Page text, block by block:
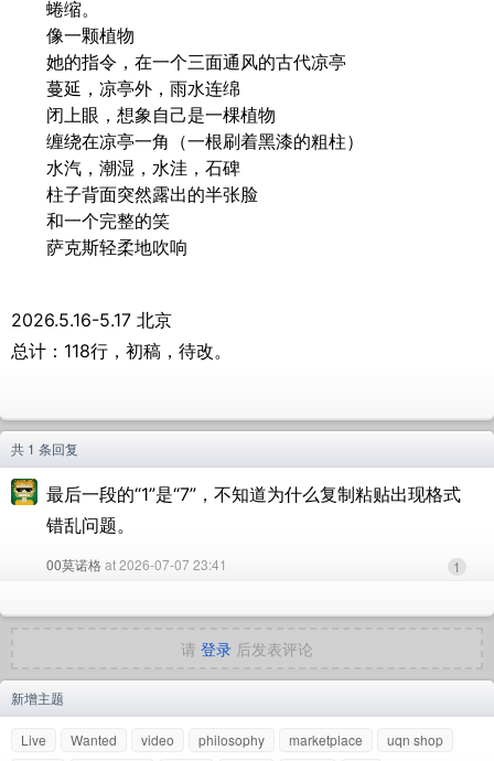
蜷缩。
像一颗植物
她的指令，在一个三面通风的古代凉亭
蔓延，凉亭外，雨水连绵
闭上眼，想象自己是一棵植物
缠绕在凉亭一角（一根刷着黑漆的粗柱）
水汽，潮湿，水洼，石碑
柱子背面突然露出的半张脸
和一个完整的笑
萨克斯轻柔地吹响
2026.5.16-5.17 北京
总计：118行，初稿，待改。
共 1 条回复
最后一段的“1”是“7”，不知道为什么复制粘贴出现格式
错乱问题。
00莫诺格at 2026-07-07 23:41 1
请 登录 后发表评论
新增主题
Live Wanted video philosophy marketplace uqn shop